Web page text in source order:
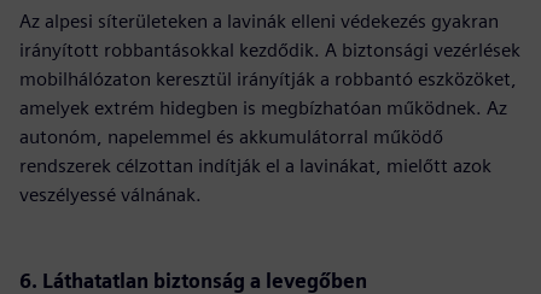
Az alpesi síterületeken a lavinák elleni védekezés gyakran
irányított robbantásokkal kezdődik. A biztonsági vezérlések
mobilhálózaton keresztül irányítják a robbantó eszközöket,
amelyek extrém hidegben is megbízhatóan működnek. Az
autonóm, napelemmel és akkumulátorral működő
rendszerek célzottan indítják el a lavinákat, mielőtt azok
veszélyessé válnának.
6. Láthatatlan biztonság a levegőben